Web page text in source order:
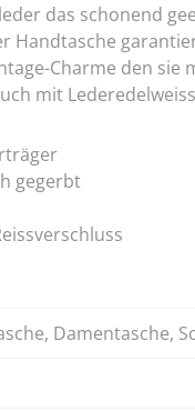
das schonend
Handtasche
Charme den
mit
gegerbt
, Damentasche,